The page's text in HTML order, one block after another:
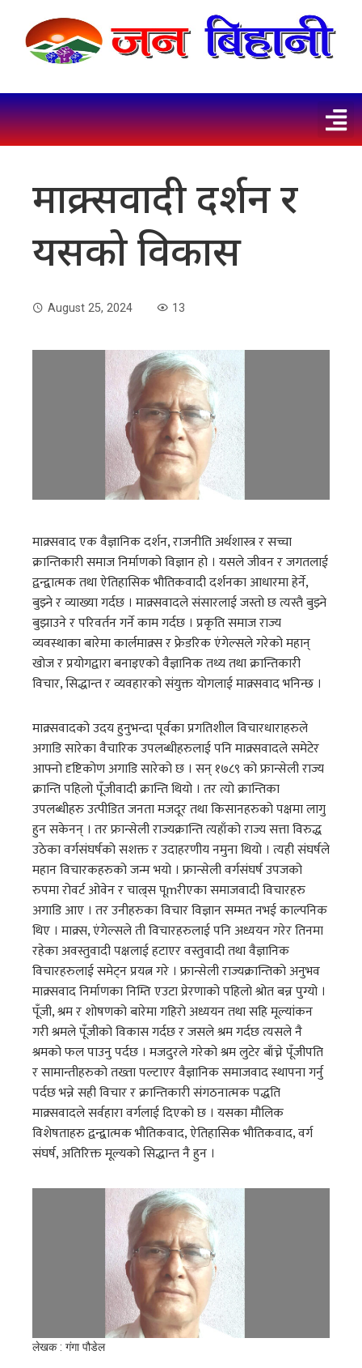
माक्र्सवादी दर्शन र
यसको विकास
August 25, 2024 13
माक्र्सवाद एक वैज्ञानिक दर्शन, राजनीति अर्थशास्त्र र सच्चा
क्रान्तिकारी समाज निर्माणको विज्ञान हो । यसले जीवन र जगतलाई
द्वन्द्वात्मक तथा ऐतिहासिक भौतिकवादी दर्शनका आधारमा हेर्ने,
बुझ्ने र व्याख्या गर्दछ । माक्र्सवादले संसारलाई जस्तो छ त्यस्तै बुझ्ने
बुझाउने र परिवर्तन गर्ने काम गर्दछ । प्रकृति समाज राज्य
व्यवस्थाका बारेमा कार्लमाक्र्स र फ्रेडरिक एंगेल्सले गरेको महान्
खोज र प्रयोगद्वारा बनाइएको वैज्ञानिक तथ्य तथा क्रान्तिकारी
विचार, सिद्धान्त र व्यवहारको संयुक्त योगलाई माक्र्सवाद भनिन्छ ।
माक्र्सवादको उदय हुनुभन्दा पूर्वका प्रगतिशील विचारधाराहरुले
अगाडि सारेका वैचारिक उपलब्धीहरुलाई पनि माक्र्सवादले समेटेर
आफ्नो दृष्टिकोण अगाडि सारेको छ । सन् १७८९ को फ्रान्सेली राज्य
क्रान्ति पहिलो पूँजीवादी क्रान्ति थियो । तर त्यो क्रान्तिका
उपलब्धीहरु उत्पीडित जनता मजदूर तथा किसानहरुको पक्षमा लागु
हुन सकेनन् । तर फ्रान्सेली राज्यक्रान्ति त्यहाँको राज्य सत्ता विरुद्ध
उठेका वर्गसंघर्षको सशक्त र उदाहरणीय नमुना थियो । त्यही संघर्षले
महान विचारकहरुको जन्म भयो । फ्रान्सेली वर्गसंघर्ष उपजको
रुपमा रोवर्ट ओवेन र चाल्र्स पूmरीएका समाजवादी विचारहरु
अगाडि आए । तर उनीहरुका विचार विज्ञान सम्मत नभई काल्पनिक
थिए । माक्र्स, एंगेल्सले ती विचारहरुलाई पनि अध्ययन गरेर तिनमा
रहेका अवस्तुवादी पक्षलाई हटाएर वस्तुवादी तथा वैज्ञानिक
विचारहरुलाई समेट्न प्रयत्न गरे । फ्रान्सेली राज्यक्रान्तिको अनुभव
माक्र्सवाद निर्माणका निम्ति एउटा प्रेरणाको पहिलो श्रोत बन्न पुग्यो ।
पूँजी, श्रम र शोषणको बारेमा गहिरो अध्ययन तथा सहि मूल्यांकन
गरी श्रमले पूँजीको विकास गर्दछ र जसले श्रम गर्दछ त्यसले नै
श्रमको फल पाउनु पर्दछ । मजदुरले गरेको श्रम लुटेर बाँच्ने पूँजीपति
र सामान्तीहरुको तख्ता पल्टाएर वैज्ञानिक समाजवाद स्थापना गर्नु
पर्दछ भन्ने सही विचार र क्रान्तिकारी संगठनात्मक पद्धति
माक्र्सवादले सर्वहारा वर्गलाई दिएको छ । यसका मौलिक
विशेषताहरु द्वन्द्वात्मक भौतिकवाद, ऐतिहासिक भौतिकवाद, वर्ग
संघर्ष, अतिरिक्त मूल्यको सिद्धान्त नै हुन ।
लेखक : गंगा पौडेल